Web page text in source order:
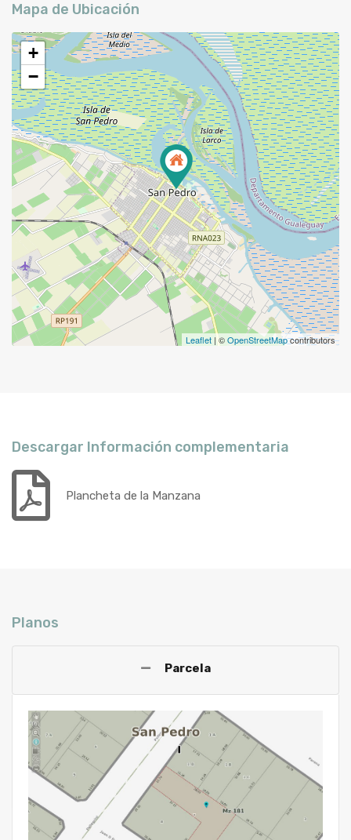
Mapa de Ubicación
+
−
Leaflet | ©OpenStreetMapcontributors
Descargar Información complementaria
Plancheta de la Manzana
Planos
Parcela